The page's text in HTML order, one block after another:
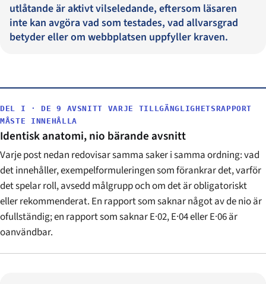
utlåtande är aktivt vilseledande, eftersom läsaren
inte kan avgöra vad som testades, vad allvarsgrad
betyder eller om webbplatsen uppfyller kraven.
DEL I · DE 9 AVSNITT VARJE TILLGÄNGLIGHETSRAPPORT
MÅSTE INNEHÅLLA
Identisk anatomi, nio bärande avsnitt
Varje post nedan redovisar samma saker i samma ordning: vad
det innehåller, exempelformuleringen som förankrar det, varför
det spelar roll, avsedd målgrupp och om det är obligatoriskt
eller rekommenderat. En rapport som saknar något av de nio är
ofullständig; en rapport som saknar E·02, E·04 eller E·06 är
oanvändbar.